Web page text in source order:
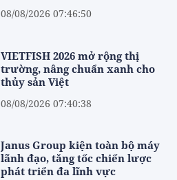
08/08/2026 07:46:50
VIETFISH 2026 mở rộng thị
trường, nâng chuẩn xanh cho
thủy sản Việt
08/08/2026 07:40:38
Janus Group kiện toàn bộ máy
lãnh đạo, tăng tốc chiến lược
phát triển đa lĩnh vực